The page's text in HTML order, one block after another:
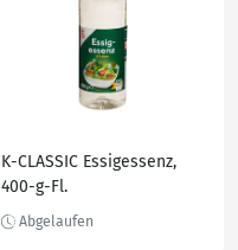
K-CLASSIC Essigessenz,
400-g-Fl.